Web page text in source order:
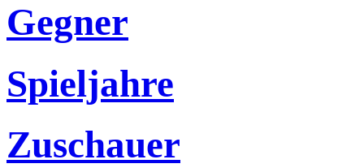
Gegner
Spieljahre
Zuschauer